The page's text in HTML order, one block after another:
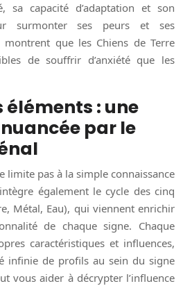
sa capacité d’adaptation et son
surmonter ses peurs et ses
montrent que les Chiens de Terre
de souffrir d’anxiété que les
éléments : une
par le
limite pas à la simple connaissance
également le cycle des cinq
Métal, Eau), qui viennent enrichir
de chaque signe. Chaque
caractéristiques et influences,
infinie de profils au sein du signe
vous aider à décrypter l’influence